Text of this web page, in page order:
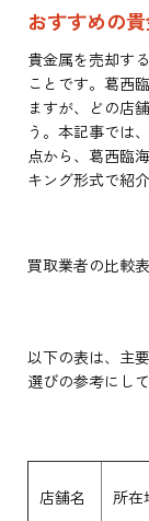
おすすめの
貴金属を売却す
ことです。葛西
ますが、どの店
う。本記事では
点から、葛西臨
キング形式で紹介
買取業者の比較表
以下の表は、主
選びの参考にし
店舗名 所在